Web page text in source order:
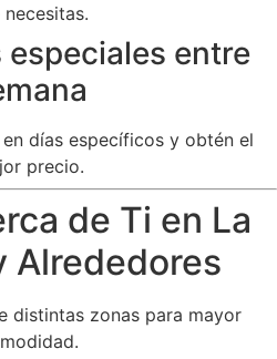
necesitas.
entre
días específicos y obtén el
precio.
de Ti en La
Alrededores
distintas zonas para mayor